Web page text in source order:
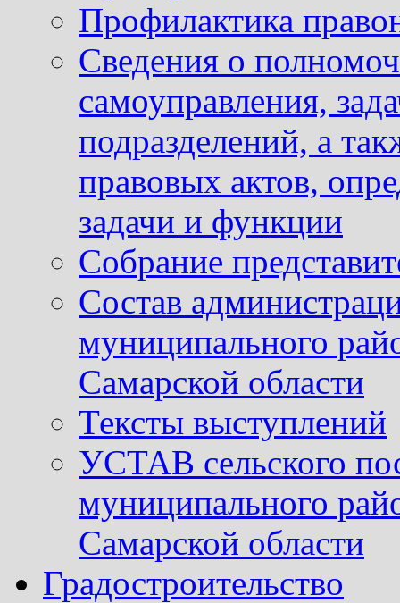
Профилактика
Сведения о
самоуправления,
подразделений, а
правовых актов,
задачи и функции
Собрание
Состав
муниципального
Самарской области
Тексты выступлений
УСТАВ сельского
муниципального
Самарской области
Градостроительство